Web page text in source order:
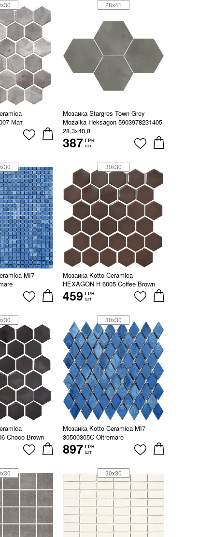
Мат
Мозаика Stargres Town Grey
Mozaika Heksagon 5903978231405
28,3x40,8
387 ГРН
шт.
28x41
MI7
Мозаика Kotto Ceramica
HEXAGON H 6005 Coffee Brown
459 ГРН
шт
30x30
Choco Brown
Мозаика Kotto Ceramica MI7
30500305C Oltremare
897 ГРН
шт
30x30
30x30